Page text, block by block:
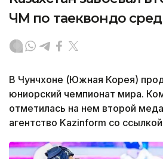
ЧМ по таеквондо
В Чунчхоне (Южная Корея)
юниорский чемпионат мира.
отметилась на нем второй
агентство Kazinform со